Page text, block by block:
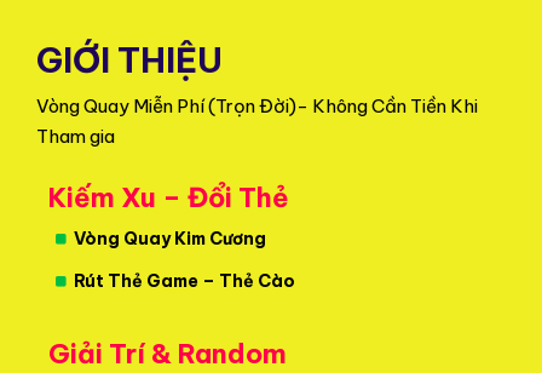
GIỚI THIỆU
Vòng Quay Miễn Phí (Trọn Đời)- Không Cần Tiền Khi
Tham gia
Kiếm Xu – Đổi Thẻ
Vòng Quay Kim Cương
Rút Thẻ Game – Thẻ Cào
Giải Trí & Random